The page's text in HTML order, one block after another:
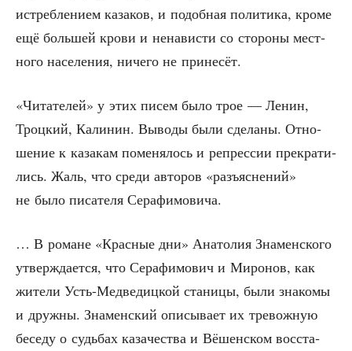
истреб­ле­ни­ем каза­ков, и подоб­ная поли­ти­ка, кро­ме
ещё боль­шей кро­ви и нена­ви­сти со сто­ро­ны мест­
но­го насе­ле­ния, ниче­го не принесёт.
«Чита­те­лей» у этих писем было трое — Ленин,
Троц­кий, Кали­нин. Выво­ды были сде­ла­ны. Отно­
ше­ние к каза­кам поме­ня­лось и репрес­сии пре­кра­ти­
лись. Жаль, что сре­ди авто­ров «разъ­яс­не­ний»
не было писа­те­ля Серафимовича.
… В романе «Крас­ные дни» Ана­то­лия Зна­мен­ско­го
утвер­жда­ет­ся, что Сера­фи­мо­вич и Миро­нов, как
жите­ли Усть-Мед­ве­диц­кой ста­ни­цы, были зна­ко­мы
и друж­ны. Зна­мен­ский опи­сы­ва­ет их тре­вож­ную
бесе­ду о судь­бах каза­че­ства и Вёшен­ском вос­ста­